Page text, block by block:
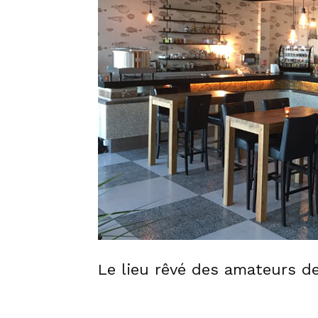
Le lieu rêvé des amateurs